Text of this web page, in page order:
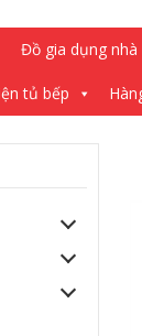
Đồ gia dụng nhà
tủ bếp